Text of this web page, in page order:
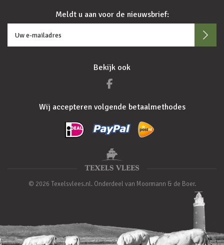
Meldt u aan voor de nieuwsbrief:
Bekijk ook
Wij accepteren volgende betaalmethodes
© 2026 Texelsvlees.nl. Onderdeel van Moormann & de Boer.